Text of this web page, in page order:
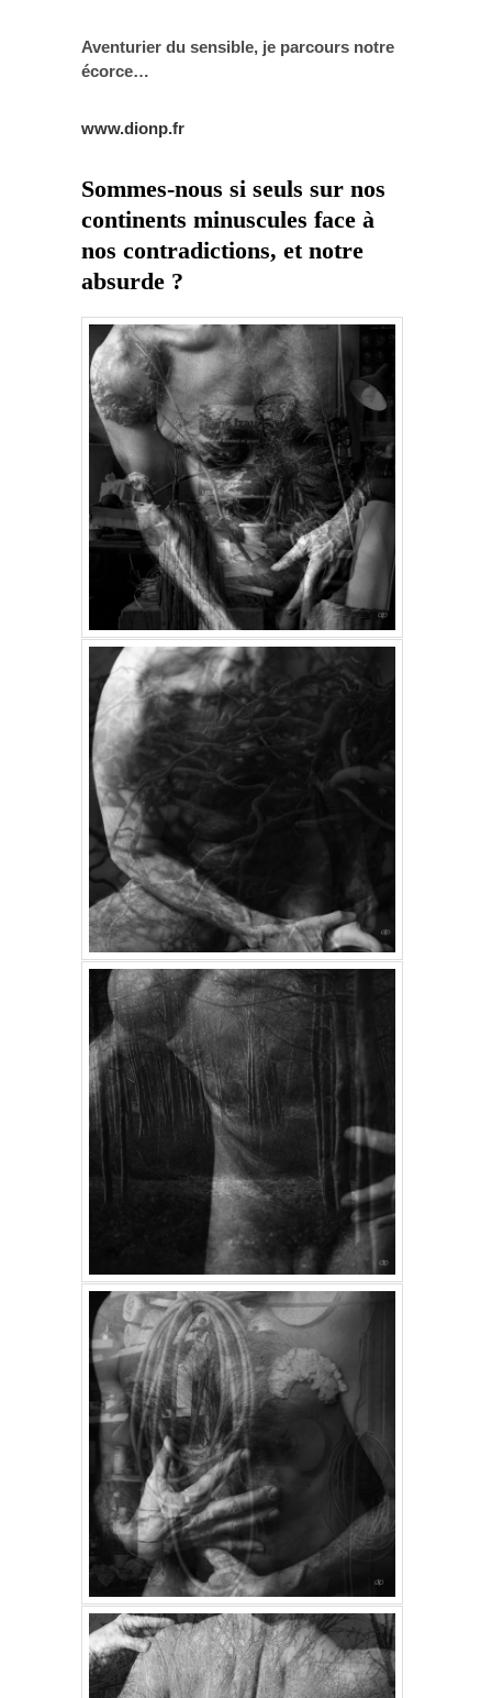
Aventurier du sensible, je parcours notre
écorce…
www.dionp.fr
Sommes-nous si seuls sur nos
continents minuscules face à
nos contradictions, et notre
absurde ?